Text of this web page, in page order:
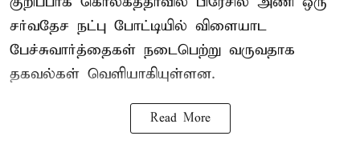
சர்வதேச நட்பு போட்டியில் விளையாட
பேச்சுவார்த்தைகள் நடைபெற்று வருவதாக
தகவல்கள் வெளியாகியுள்ளன.
Read More